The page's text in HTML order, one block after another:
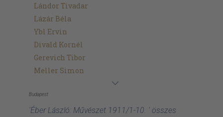
Lándor Tivadar
Lázár Béla
Ybl Ervin
Divald Kornél
Gerevich Tibor
Meller Simon
Budapest
'Éber László: Művészet 1911/1-10. ' összes